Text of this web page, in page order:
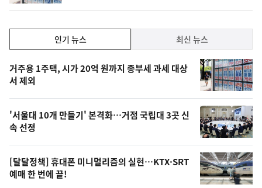
하
락
기,
최
신,
오
늘
의
영
상
인기 뉴스 최신 뉴스
기
뉴
스
거주용 1주택, 시가 20억 원까지 종부세 과세 대상
서 제외
'서울대 10개 만들기' 본격화…거점 국립대 3곳 신
속 선정
[달달정책] 휴대폰 미니멀리즘의 실현…KTX·SRT
예매 한 번에 끝!